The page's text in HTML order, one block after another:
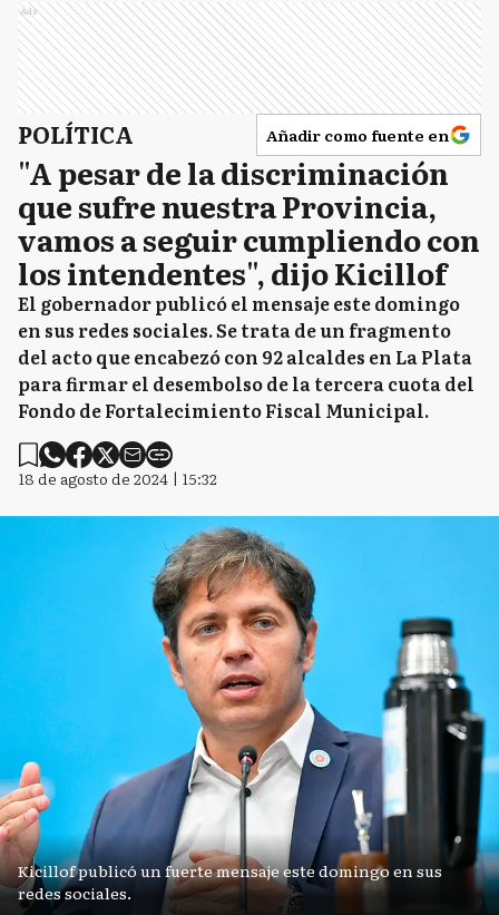
Ads
POLÍTICA Añadir como fuente en
"A pesar de la discriminación
que sufre nuestra Provincia,
vamos a seguir cumpliendo con
los intendentes", dijo Kicillof
El gobernador publicó el mensaje este domingo
en sus redes sociales. Se trata de un fragmento
del acto que encabezó con 92 alcaldes en La Plata
para firmar el desembolso de la tercera cuota del
Fondo de Fortalecimiento Fiscal Municipal.
18 de agosto de 2024 | 15:32
Kicillof publicó un fuerte mensaje este domingo en sus
redes sociales.